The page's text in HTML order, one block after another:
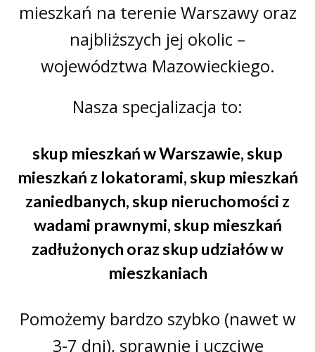
mieszkań na terenie Warszawy oraz
najbliższych jej okolic –
województwa Mazowieckiego.
Nasza specjalizacja to:
skup mieszkań w Warszawie,skup
mieszkań z lokatorami,skup mieszkań
zaniedbanych,skup nieruchomości z
wadami prawnymi,skup mieszkań
zadłużonych orazskup udziałów w
mieszkaniach
Pomożemy bardzo szybko (nawet w
3-7 dni), sprawnie i uczciwe